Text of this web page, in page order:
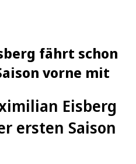
fährt schon
vorne mit
Eisberg
ersten Saison